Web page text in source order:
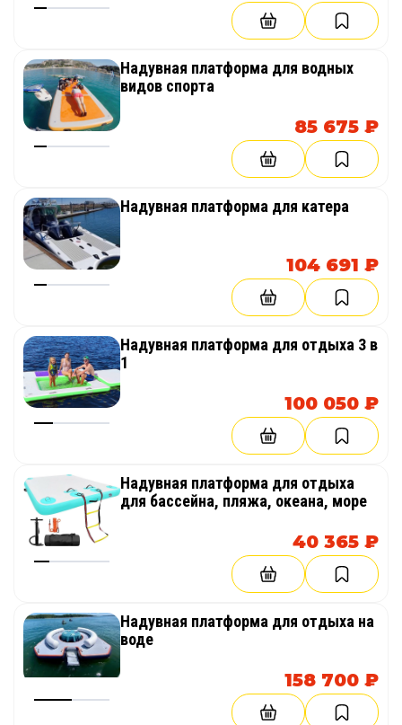
Надувная платформа для водных
видов спорта
85 675 ₽
Надувная платформа для катера
104 691 ₽
Надувная платформа для отдыха 3 в
1
100 050 ₽
Надувная платформа для отдыха
для бассейна, пляжа, океана, море
40 365 ₽
Надувная платформа для отдыха на
воде
158 700 ₽